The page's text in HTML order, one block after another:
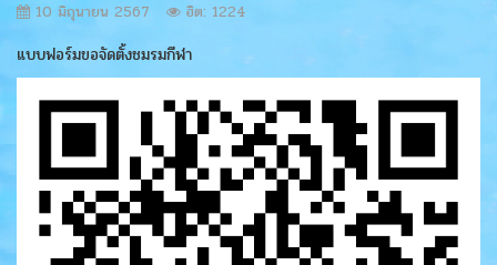
10 มิถุนายน 2567 ฮิต: 1224
แบบฟอร์มขอจัดตั้งชมรมกีฬา